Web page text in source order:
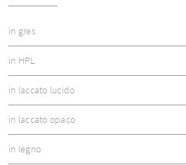
in gres
in HPL
in laccato lucido
in laccato opaco
in legno